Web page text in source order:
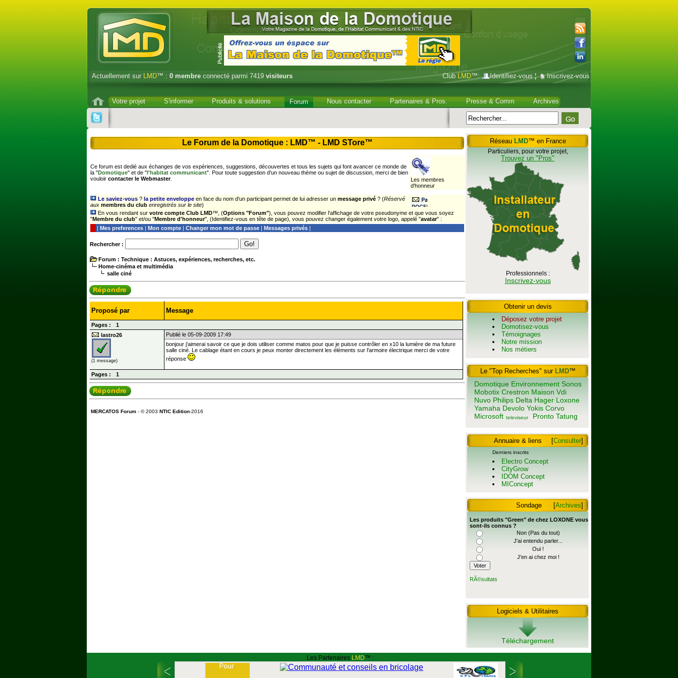
Actuellement sur LMD™ : 0 membre connecté parmi 7419 visiteurs Club LMD™: Identifiez-vous¦ Inscrivez-vous
Votre projet S'informer Produits & solutions Forum Nous contacter Partenaires & Pros. Presse & Comm Archives
Le Forum de la Domotique : LMD™ - LMD STore™
Ce forum est dedié aux échanges de vos expériences, suggestions, découvertes et tous les sujets qui font avancer ce monde de
la "Domotique" et de "l'habitat communicant". Pour toute suggestion d'un nouveau thème ou sujet de discussion, merci de bien
vouloir contacter le Webmaster.
Les membres
d'honneur
Le saviez-vous ? la petite enveloppe en face du nom d'un participant permet de lui adresser un message privé ? (Réservé
aux membres du club enregistrés sur le site)
En vous rendant sur votre compte Club LMD™, (Options "Forum"), vous pouvez modifier l'affichage de votre pseudonyme et que vous soyez
"Membre du club" et/ou "Membre d'honneur", (Identifiez-vous en tête de page), vous pouvez changer également votre logo, appelé "avatar" :
| Mes preferences | Mon compte | Changer mon mot de passe | Messages privés |
Rechercher :
Forum : Technique : Astuces, expériences, recherches, etc.
Home-cinéma et multimédia
salle ciné
Proposé par Message
Pages :
1
lastro26
(1 message)
Publié le 05-09-2009 17:49
bonjour j'aimerai savoir ce que je dois utiliser comme matos pour que je puisse contrôler en x10 la lumière de ma future
salle ciné. Le cablage étant en cours je peux monter directement les éléments sur l'armoire électrique merci de votre
réponse
Pages : 1
MERCATOS Forum - © 2003 NTIC Edition-2016
Réseau LMD™ en France
Particuliers, pour votre projet,
Trouvez un "Pros"
Professionnels :
Inscrivez-vous
Obtenir un devis
Déposez votre projet
Domotisez-vous
Témoignages
Notre mission
Nos métiers
Le "Top Recherches" sur LMD™
Domotique Environnement Sonos
Mobotix Crestron Maison Vdi
Nuvo Philips Delta Hager Loxone
Yamaha Devolo Yokis Corvo
Microsoft televiseur Pronto Tatung
Annuaire & liens [Consulter]
Derniers inscrits
Electro Concept
CityGrow
IDOM Concept
MIConcept
Sondage [Archives]
Les produits "Green" de chez LOXONE vous
sont-ils connus ?
Non (Pas du tout)
J'ai entendu parler...
Oui !
J'en ai chez moi !
RÃ©sultats
Logiciels & Utilitaires
Téléchargement
Les Partenaires LMD™ :